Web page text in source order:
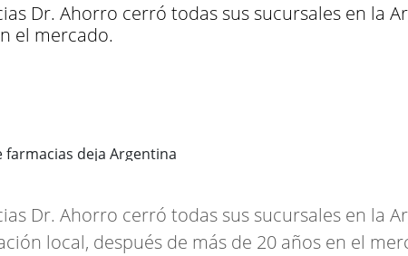
Dr. Ahorro cerró todas sus sucursales en la
el mercado.
Dr. Ahorro cerró todas sus sucursales en la
local, después de más de 20 años en el